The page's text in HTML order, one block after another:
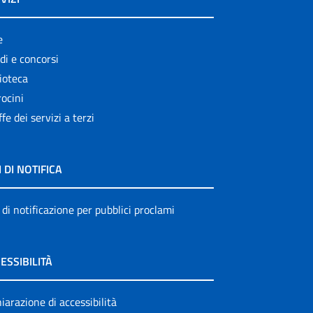
e concorsi
dei servizi a terzi
DI NOTIFICA
notificazione per pubblici proclami
di accessibilità